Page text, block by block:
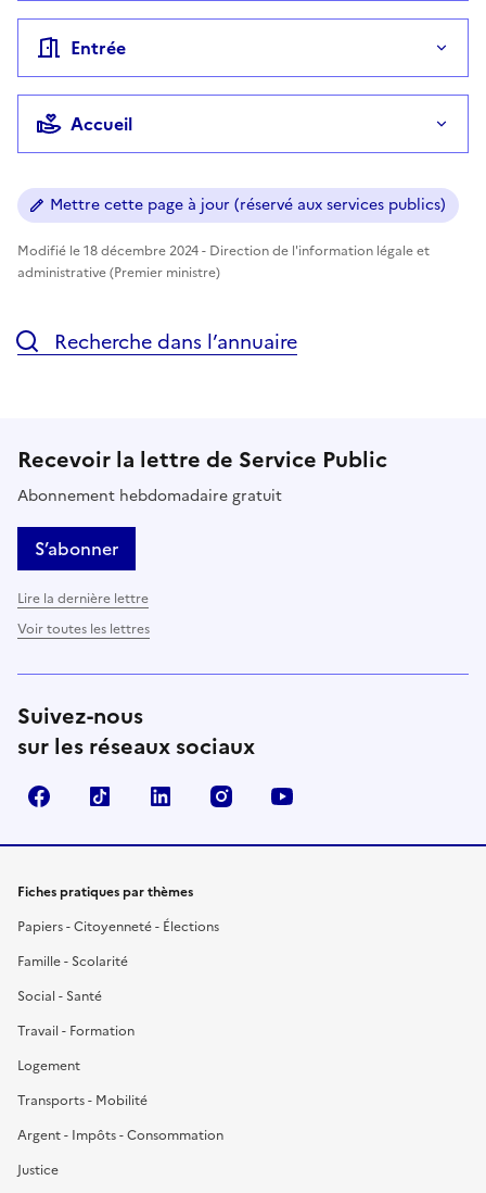
Entrée
Accueil
Mettre cette page à jour (réservé aux services publics)
Modifié le 18 décembre 2024 - Direction de l'information légale et
administrative (Premier ministre)
Recherche dans l’annuaire
Recevoir la lettre de Service Public
Abonnement hebdomadaire gratuit
S’abonner
Lire la dernière lettre
Voir toutes les lettres
Suivez-nous
sur les réseaux sociaux
FacebookTikTok LinkedIn Instagram
Fiches pratiques par thèmes
Papiers - Citoyenneté - Élections
Famille - Scolarité
Social - Santé
Travail - Formation
Logement
Transports - Mobilité
Argent - Impôts - Consommation
Justice